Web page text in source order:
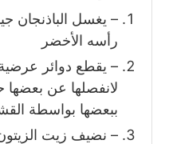
– يغسل الباذنجان
رأسه الأخضر
– يقطع دوائر
لانفصلها عن بعضها
ببعضها بواسطة
– نضيف زيت